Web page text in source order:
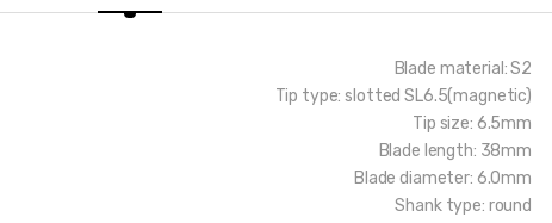
Blade material: S2
Tip type: slotted SL6.5(magnetic)
Tip size: 6.5mm
Blade length: 38mm
Blade diameter: 6.0mm
Shank type: round